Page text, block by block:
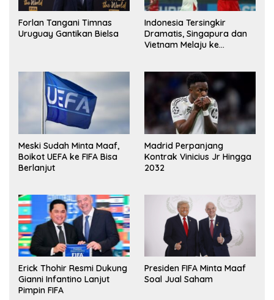
Forlan Tangani Timnas
Uruguay Gantikan Bielsa
Indonesia Tersingkir
Dramatis, Singapura dan
Vietnam Melaju ke
Meski Sudah Minta Maaf,
Boikot UEFA ke FIFA Bisa
Berlanjut
Madrid Perpanjang
Kontrak Vinicius Jr Hingga
2032
Erick Thohir Resmi Dukung
Gianni Infantino Lanjut
Pimpin FIFA
Presiden FIFA Minta Maaf
Soal Jual Saham